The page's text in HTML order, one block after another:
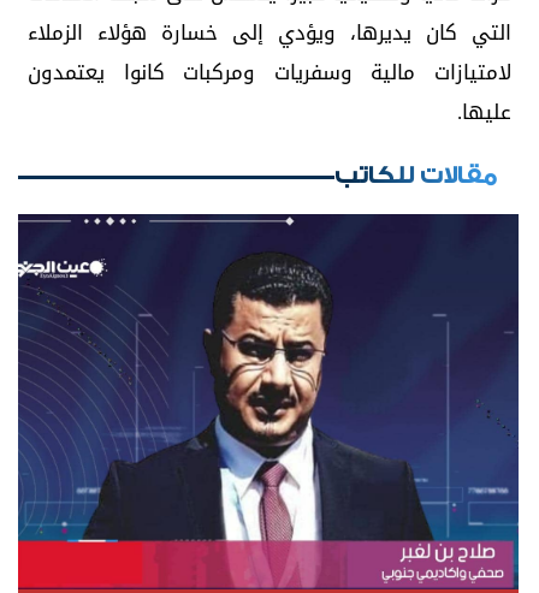
التي كان يديرها، ويؤدي إلى خسارة هؤلاء الزملاء
لامتيازات مالية وسفريات ومركبات كانوا يعتمدون
عليها.
مقالات للكاتب